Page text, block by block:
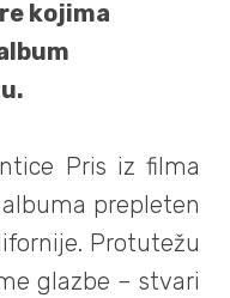
kojima
Pris iz filma
prepleten
Protutežu
glazbe – stvari